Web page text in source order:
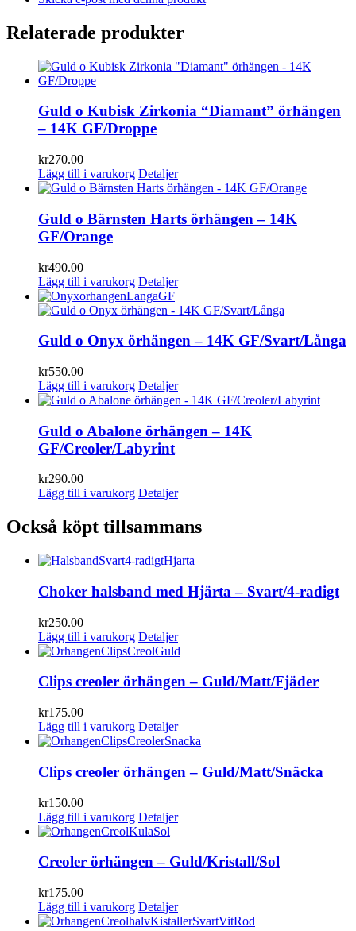
Relaterade produkter
Guld o Kubisk Zirkonia “Diamant” örhängen
– 14K GF/Droppe
kr270.00
Lägg till i varukorg Detaljer
Guld o Bärnsten Harts örhängen – 14K
GF/Orange
kr490.00
Lägg till i varukorg Detaljer
Guld o Onyx örhängen – 14K GF/Svart/Långa
kr550.00
Lägg till i varukorg Detaljer
Guld o Abalone örhängen – 14K
GF/Creoler/Labyrint
kr290.00
Lägg till i varukorg Detaljer
Också köpt tillsammans
Choker halsband med Hjärta – Svart/4-radigt
kr250.00
Lägg till i varukorg Detaljer
Clips creoler örhängen – Guld/Matt/Fjäder
kr175.00
Lägg till i varukorg Detaljer
Clips creoler örhängen – Guld/Matt/Snäcka
kr150.00
Lägg till i varukorg Detaljer
Creoler örhängen – Guld/Kristall/Sol
kr175.00
Lägg till i varukorg Detaljer